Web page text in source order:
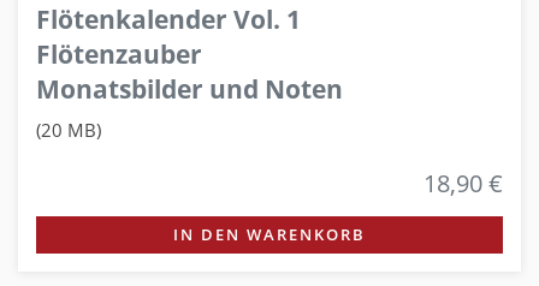
Flötenkalender Vol. 1
Flötenzauber
Monatsbilder und Noten
(20 MB)
18,90 €
IN DEN WARENKORB